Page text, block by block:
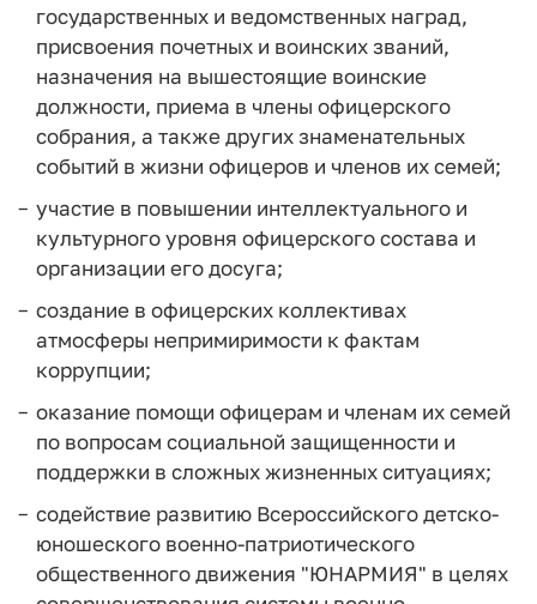
государственных и ведомственных наград,
присвоения почетных и воинских званий,
назначения на вышестоящие воинские
должности, приема в члены офицерского
собрания, а также других знаменательных
событий в жизни офицеров и членов их семей;
участие в повышении интеллектуального и
культурного уровня офицерского состава и
организации его досуга;
создание в офицерских коллективах
атмосферы непримиримости к фактам
коррупции;
оказание помощи офицерам и членам их семей
по вопросам социальной защищенности и
поддержки в сложных жизненных ситуациях;
содействие развитию Всероссийского детско-
юношеского военно-патриотического
общественного движения "ЮНАРМИЯ" в целях